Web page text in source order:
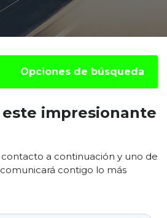
Opciones de búsqueda
este impresionante
a continuación y uno de
contigo lo más